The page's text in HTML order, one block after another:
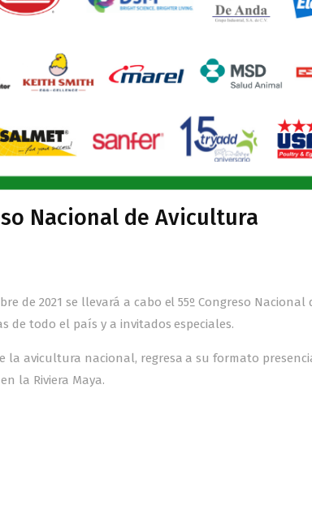
Nacional de Avicultura
de 2021 se llevará a cabo el 55º Congreso
de todo el país y a invitados especiales.
la avicultura nacional, regresa a su formato
la Riviera Maya.